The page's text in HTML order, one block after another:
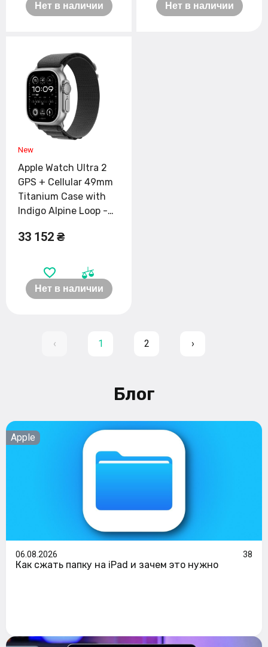
Нет в наличии Нет в наличии
Apple Watch Ultra 2
GPS + Cellular 49mm
Titanium Case with
Indigo Alpine Loop -
33 152 ₴
Нет в наличии
‹ 1 2 ›
Блог
Apple
06.08.2026 38
Как сжать папку на iPad и зачем это нужно